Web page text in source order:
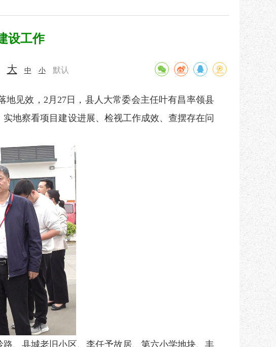
设工作
大 中 小 默认
地见效， 2 月27 日，县人大常委会主任叶有昌率领县
实地察看项目建设进展、检视工作成效、查摆存在问
、县城老旧小区、 李任予故居、第六小学地块、丰